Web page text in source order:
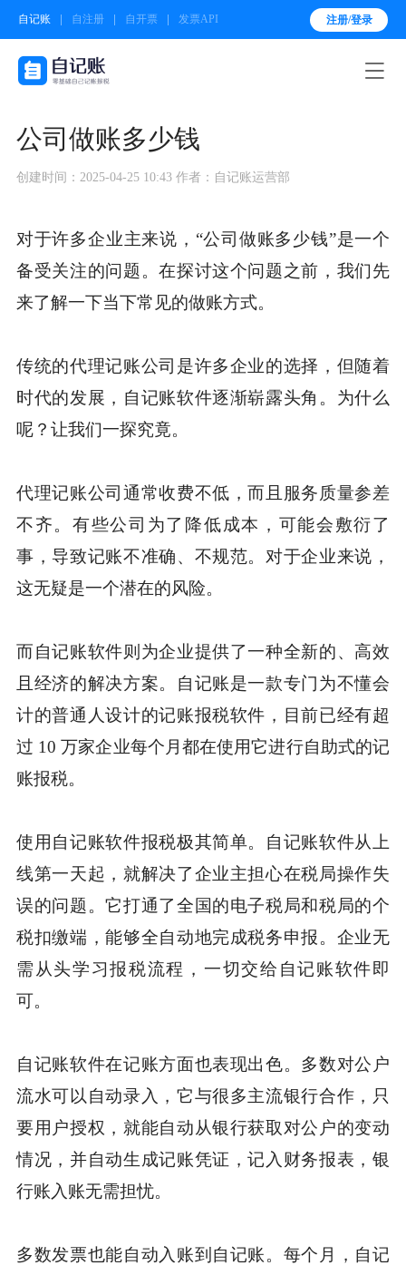
自记账 自注册 自开票 发票API 注册/登录

公司做账多少钱
创建时间：2025-04-25 10:43 作者：自记账运营部
对于许多企业主来说，“公司做账多少钱”是一个
备受关注的问题。在探讨这个问题之前，我们先
来了解一下当下常见的做账方式。
传统的代理记账公司是许多企业的选择，但随着
时代的发展，自记账软件逐渐崭露头角。为什么
呢？让我们一探究竟。
代理记账公司通常收费不低，而且服务质量参差
不齐。有些公司为了降低成本，可能会敷衍了
事，导致记账不准确、不规范。对于企业来说，
这无疑是一个潜在的风险。
而自记账软件则为企业提供了一种全新的、高效
且经济的解决方案。自记账是一款专门为不懂会
计的普通人设计的记账报税软件，目前已经有超
过 10 万家企业每个月都在使用它进行自助式的记
账报税。
使用自记账软件报税极其简单。自记账软件从上
线第一天起，就解决了企业主担心在税局操作失
误的问题。它打通了全国的电子税局和税局的个
税扣缴端，能够全自动地完成税务申报。企业无
需从头学习报税流程，一切交给自记账软件即
可。
自记账软件在记账方面也表现出色。多数对公户
流水可以自动录入，它与很多主流银行合作，只
要用户授权，就能自动从银行获取对公户的变动
情况，并自动生成记账凭证，记入财务报表，银
行账入账无需担忧。
多数发票也能自动入账到自记账。每个月，自记